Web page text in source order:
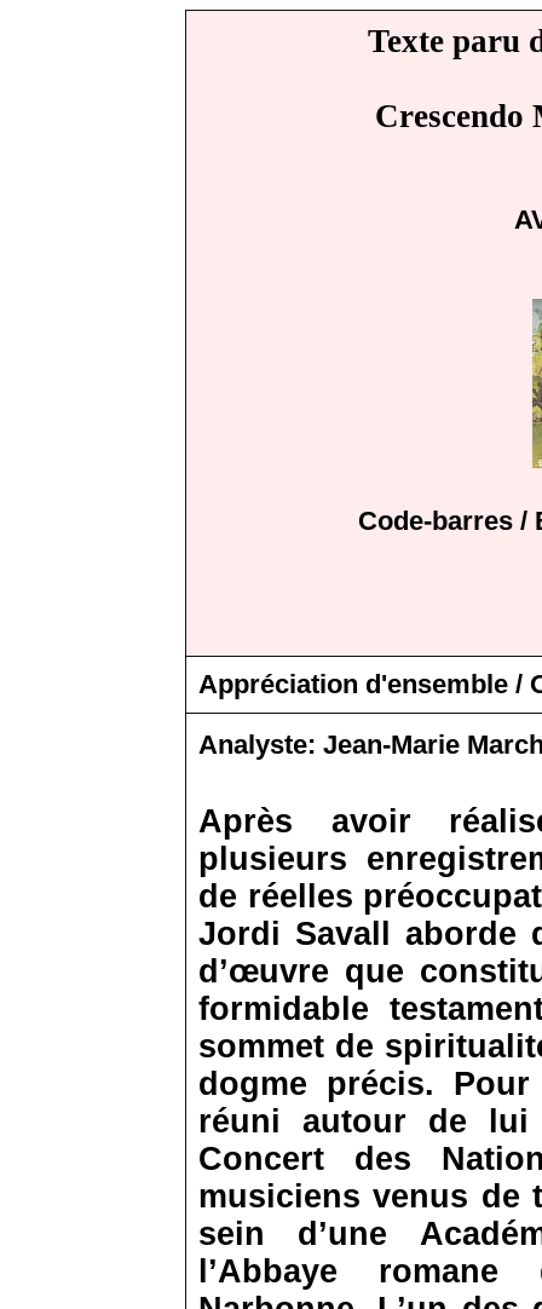
Texte paru
Crescendo
Code-barres /
Appréciation d'ensemble /
Analyste: Jean-Marie
Après avoir
plusieurs
de réelles
Jordi Savall aborde
d’œuvre que
formidable
sommet de
dogme précis.
réuni autour de lui
Concert des
musiciens venus de
sein d’une
l’Abbaye